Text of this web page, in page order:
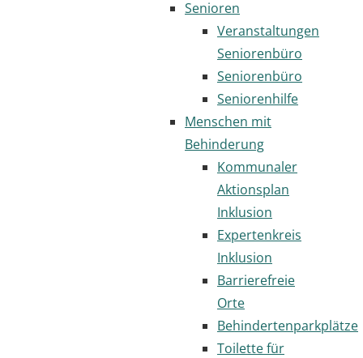
Senioren
Veranstaltungen
Seniorenbüro
Seniorenbüro
Seniorenhilfe
Menschen mit
Behinderung
Kommunaler
Aktionsplan
Inklusion
Expertenkreis
Inklusion
Barrierefreie
Orte
Behindertenparkplätze
Toilette für